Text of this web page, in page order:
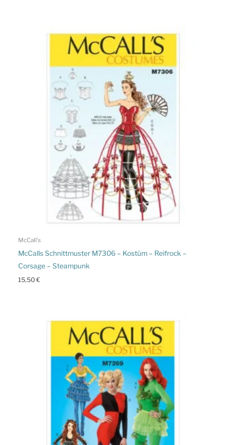
McCall's
McCalls Schnittmuster M7306 – Kostüm – Reifrock –
Corsage – Steampunk
15,50€